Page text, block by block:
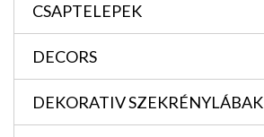
CSAPTELEPEK
DECORS
DEKORATIV SZEKRÉNYLÁBAK